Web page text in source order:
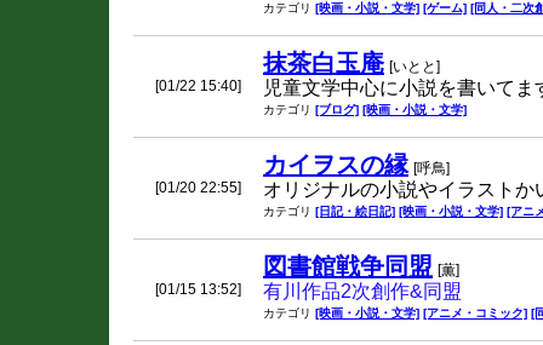
カテゴリ [映画・小説・文学] [ゲーム] [同人・二次
[01/22 15:40]
抹茶白玉庵 [いとと]
児童文学中心に小説を書いてま
カテゴリ [ブログ] [映画・小説・文学]
[01/20 22:55]
カイヲスの縁 [呼鳥]
オリジナルの小説やイラストか
カテゴリ [日記・絵日記] [映画・小説・文学] [アニ
[01/15 13:52]
図書館戦争同盟 [薫]
有川作品2次創作&同盟
カテゴリ [映画・小説・文学] [アニメ・コミック] [